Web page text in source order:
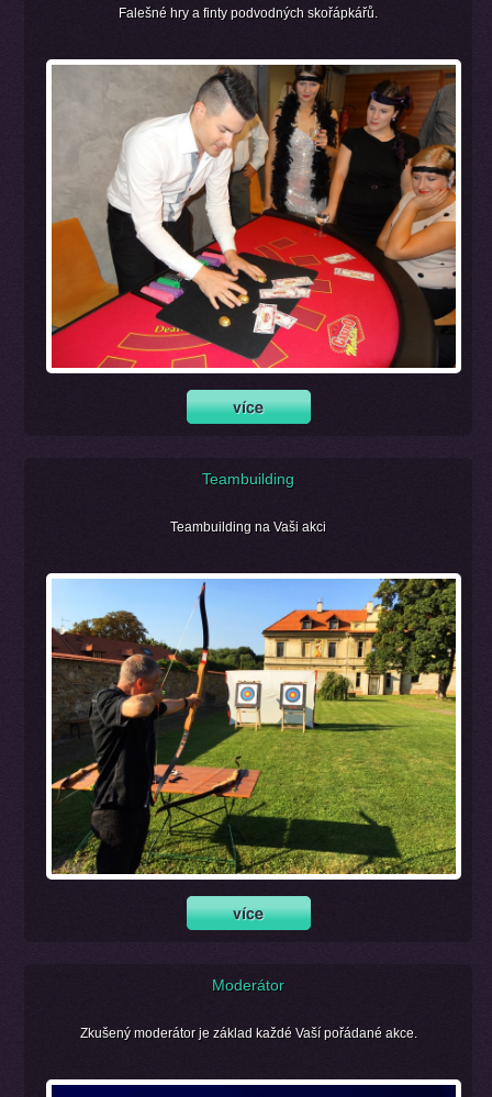
Falešné hry a finty podvodných skořápkářů.
Teambuilding
Teambuilding na Vaši akci
Moderátor
Zkušený moderátor je základ každé Vaší pořádané akce.